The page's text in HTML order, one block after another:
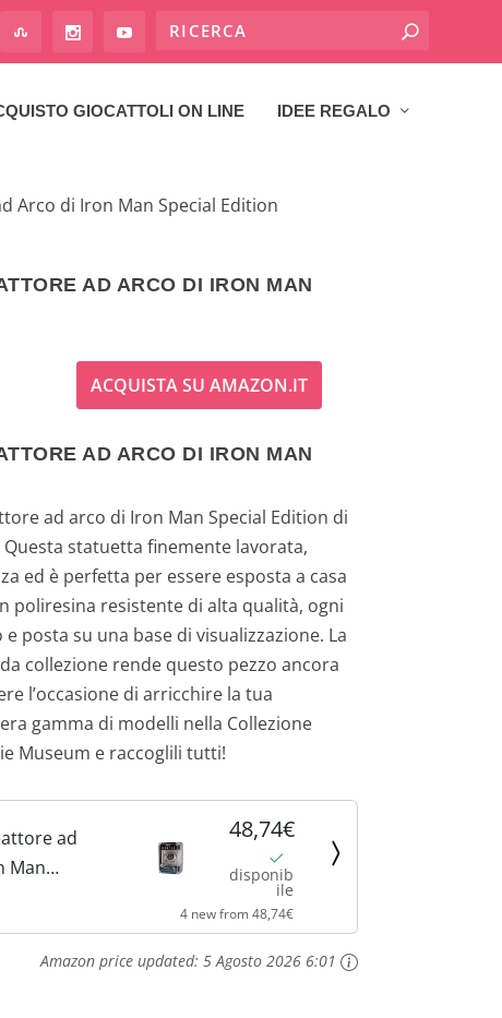
GIOCATTOLI ON LINE IDEE REGALO
Arco di Iron Man Special Edition
AD ARCO DI IRON MAN
ACQUISTA SU AMAZON.IT
AD ARCO DI IRON MAN
ad arco di Iron Man Special Edition di
Questa statuetta finemente lavorata,
ed è perfetta per essere esposta a casa
poliresina resistente di alta qualità, ogni
posta su una base di visualizzazione. La
collezione rende questo pezzo ancora
l’occasione di arricchire la tua
gamma di modelli nella Collezione
Museum e raccoglili tutti!
ad
Man
di Eaglemoss
48,74€
disponib
ile
4 new from 48,74€
Amazon price updated: 5 Agosto 2026 6:01